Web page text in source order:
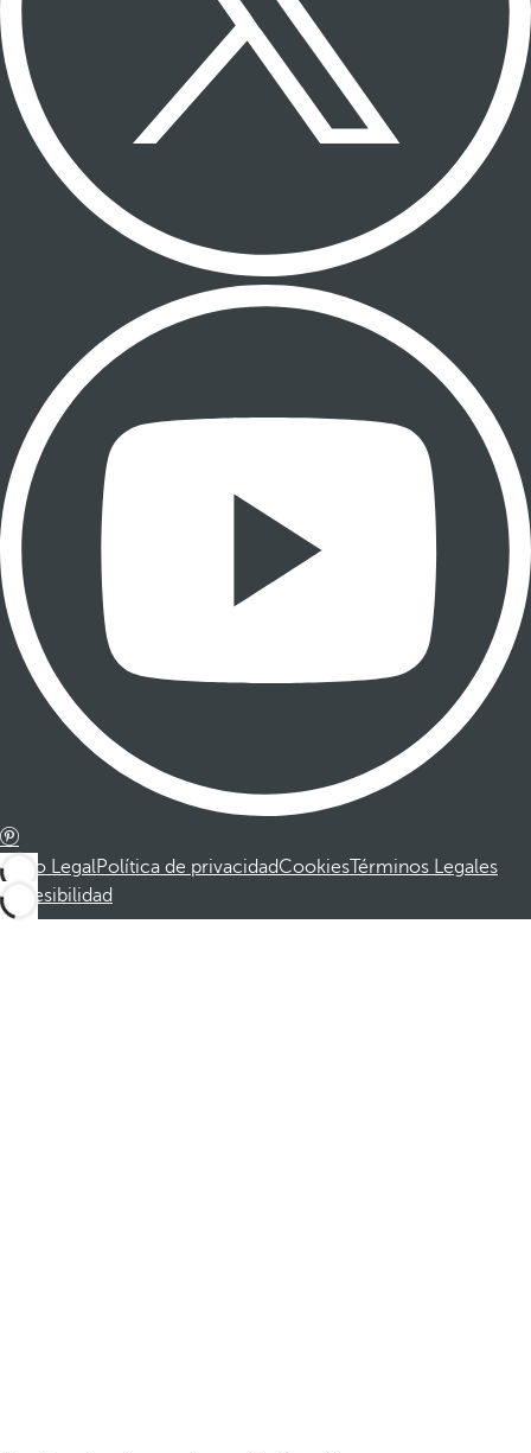
Aviso LegalPolítica de privacidadCookiesTérminos Legales
Accesibilidad